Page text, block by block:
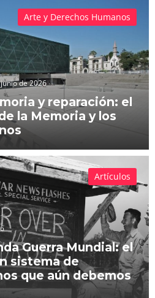
de 2026
y reparación: el
la Memoria y los
Arte y Derechos Humanos
Guerra Mundial: el
sistema de
que aún debemos
Artículos